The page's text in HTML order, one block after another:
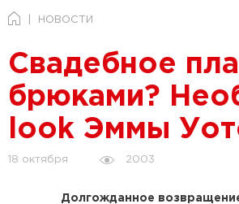
НОВОСТИ
Свадебное
брюками?
look Эммы
18 октября 2003
Долгожданное